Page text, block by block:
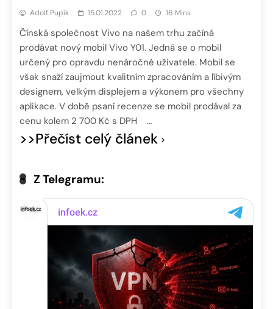
Adolf Pupík 15.01.2022 0 16 Mins
Čínská společnost Vivo na našem trhu začíná
prodávat nový mobil Vivo Y01. Jedná se o mobil
určený pro opravdu nenáročné uživatele. Mobil se
však snaží zaujmout kvalitním zpracováním a líbivým
designem, velkým displejem a výkonem pro všechny
aplikace. V době psaní recenze se mobil prodával za
cenu kolem 2 700 Kč s DPH …
>>Přečíst celý článek
Z Telegramu: